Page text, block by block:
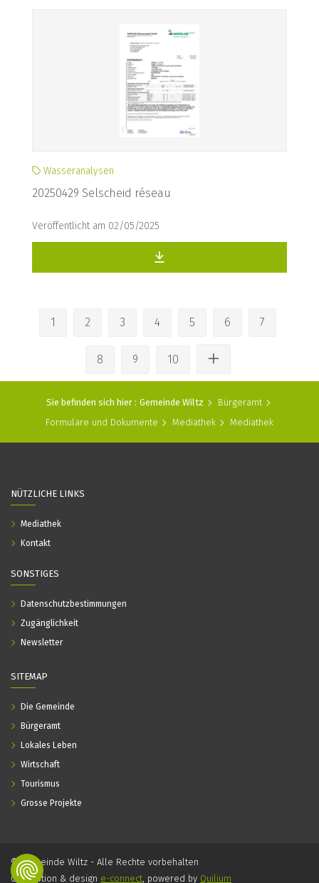
Wasseranalysen
20250429 Selscheid réseau
Veröffentlicht am 02/05/2025
1 2 3 4 5 6 7
8 9 10
Sie befinden sich hier : Gemeinde Wiltz
Bürgeramt
Formulare und Dokumente
Mediathek Mediathek
SITEMAP
Die Gemeinde
Bürgeramt
Lokales Leben
Wirtschaft
Tourismus
Grosse Projekte
NÜTZLICHE LINKS
Mediathek
Kontakt
SONSTIGES
Datenschutzbestimmungen
Zugänglichkeit
Newsletter
© Gemeinde Wiltz - Alle Rechte vorbehalten
Conception & design e-connect, powered by Quilium